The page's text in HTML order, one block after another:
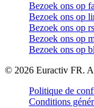
Bezoek ons op
Bezoek ons op
Bezoek ons op
Bezoek ons op
Bezoek ons op
© 2026 Euractiv FR.
Politique de
Conditions